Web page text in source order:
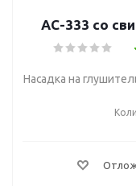
AC-333 со
Насадка на